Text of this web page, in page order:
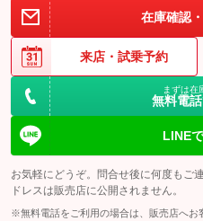
在庫確認
来店・ 試乗予約
まずは在
無料電
LINE
お気軽にどうぞ。問合せ後に何度もご
ドレスは販売店に公開されません。
※無料電話をご利用の場合は、販売店へお